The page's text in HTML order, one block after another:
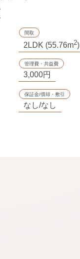
間取
2LDK (55.76m2)
管理費・共益費
3,000円
保証金/償却・敷引
なし/なし